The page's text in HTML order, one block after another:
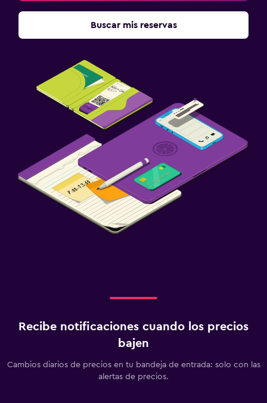
Enchufe cerca de la cama
Sofá cama
Armario o clóset
Salud y seguridad
Limpieza diaria
Botiquín de primeros auxilios
Tennis a puerta cerrada
Buscar mis reservas
Recibe notificaciones cuando los precios
bajen
Cambios diarios de precios en tu bandeja de entrada: solo con las
alertas de precios.